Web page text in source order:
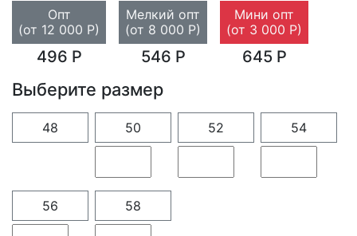
Опт
(от 12 000 Р)
496 Р
Мелкий опт
(от 8 000 Р)
546 Р
Мини опт
(от 3 000 Р)
645 Р
Выберите размер
48 50 52 54
56 58